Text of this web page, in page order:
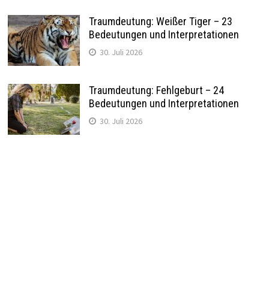
Traumdeutung: Weißer Tiger – 23
Bedeutungen und Interpretationen
30. Juli 2026
Traumdeutung: Fehlgeburt – 24
Bedeutungen und Interpretationen
30. Juli 2026